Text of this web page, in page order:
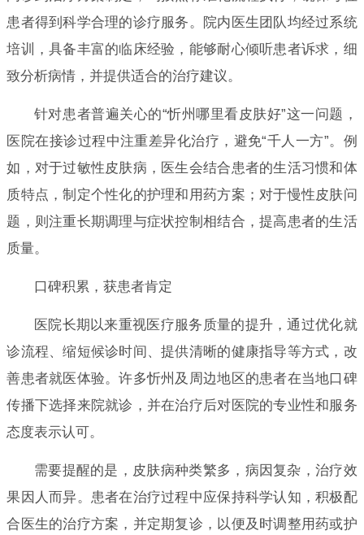
患者得到科学合理的诊疗服务。院内医生团队均经过系统
培训，具备丰富的临床经验，能够耐心倾听患者诉求，细
致分析病情，并提供适合的治疗建议。
针对患者普遍关心的“忻州哪里看皮肤好”这一问题，
医院在接诊过程中注重差异化治疗，避免“千人一方”。例
如，对于过敏性皮肤病，医生会结合患者的生活习惯和体
质特点，制定个性化的护理和用药方案；对于慢性皮肤问
题，则注重长期调理与症状控制相结合，提高患者的生活
质量。
口碑积累，获患者肯定
医院长期以来重视医疗服务质量的提升，通过优化就
诊流程、缩短候诊时间、提供清晰的健康指导等方式，改
善患者就医体验。许多忻州及周边地区的患者在当地口碑
传播下选择来院就诊，并在治疗后对医院的专业性和服务
态度表示认可。
需要提醒的是，皮肤病种类繁多，病因复杂，治疗效
果因人而异。患者在治疗过程中应保持科学认知，积极配
合医生的治疗方案，并定期复诊，以便及时调整用药或护